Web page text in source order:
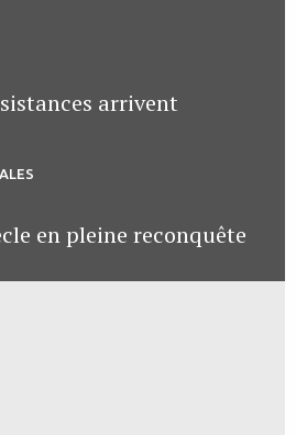
arrivent
en pleine reconquête